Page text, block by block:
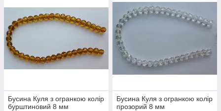
Бусина Куля з огранкою колір
бурштиновий 8 мм
Бусина Куля з огранкою колір
прозорий 8 мм